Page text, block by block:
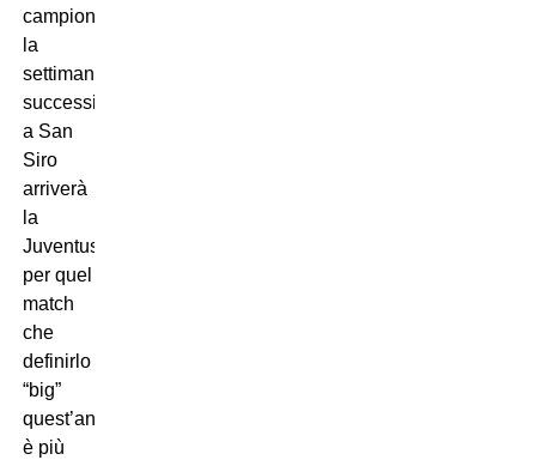
campionato,
la
settimana
successiva
a San
Siro
arriverà
la
Juventus
per quel
match
che
definirlo
“big”
quest’anno
è più